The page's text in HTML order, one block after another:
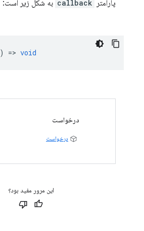
پارامتر callback به شکل زیر است:
) => void
درخواست
درخواست
این مرور مفید بود؟